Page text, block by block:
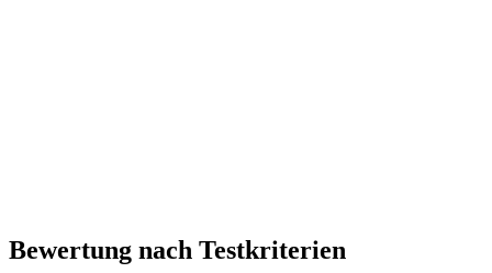
Bewertung nach Testkriterien